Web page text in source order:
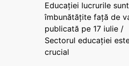
Educației lucrurile
îmbunătățite față de
publicată pe 17 iulie /
Sectorul educației
crucial